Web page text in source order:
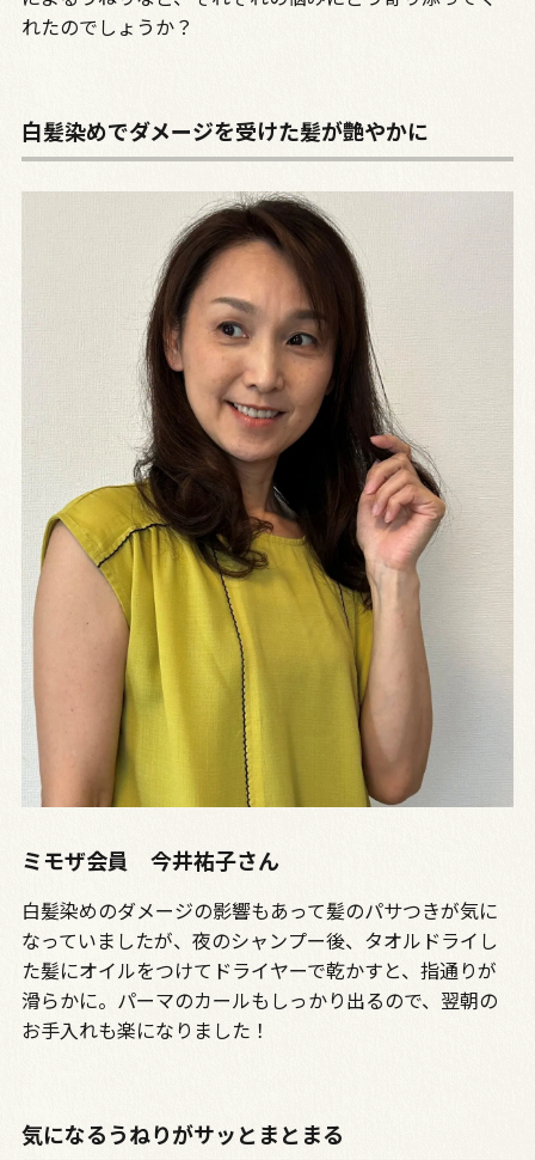
れたのでしょうか？
白髪染めでダメージを受けた髪が艶やかに
ミモザ会員 今井祐子さん
白髪染めのダメージの影響もあって髪のパサつきが気に
なっていましたが、夜のシャンプー後、タオルドライし
た髪にオイルをつけてドライヤーで乾かすと、指通りが
滑らかに。パーマのカールもしっかり出るので、翌朝の
お手入れも楽になりました！
気になるうねりがサッとまとまる